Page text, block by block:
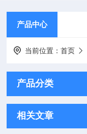
产品中心
当前位置：首页
产品分类
相关文章